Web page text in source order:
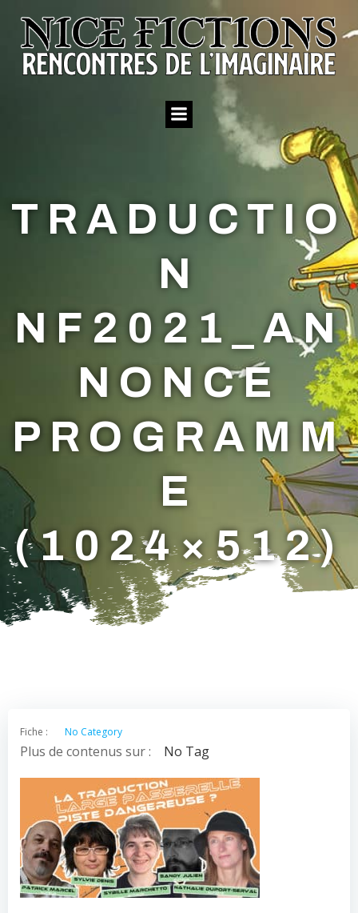
au
contenu
TRADUCTIO
N
NF2021_AN
NONCE
PROGRAMM
E
(1024×512)
Fiche : No Category
Plus de contenus sur : No Tag